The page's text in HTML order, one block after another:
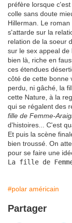
préfère lorsque
colle sans doute
Hillerman. Le
s'attarde sur la
relation de la soeur
sur le sex appeal
bien là, riche en
ces étendues
côté de cette bonne
perdu, ni gâché, la
cette Nature, à la
qui se régalent des
fille de Femme-
d'histoires... C'est
Et puis la scène
bien troussé. On
pour se faire une
La fille de
#polar américain
Partager